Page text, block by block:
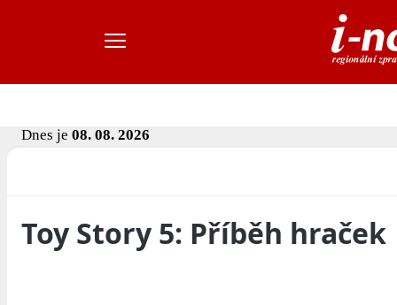
Dnes je 08. 08. 2026
Toy Story 5: Příběh hraček